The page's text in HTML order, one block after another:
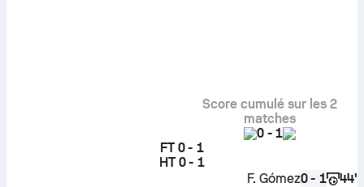
Score cumulé sur les 2
matches
0- 1
FT 0 - 1
HT 0 - 1
44'
0 - 1
F. Gómez